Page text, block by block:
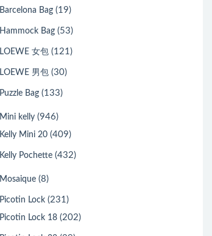
Barcelona Bag (19)
Hammock Bag (53)
LOEWE 女包 (121)
LOEWE 男包 (30)
Puzzle Bag (133)
Mini kelly (946)
Kelly Mini 20 (409)
Kelly Pochette (432)
Mosaique (8)
Picotin Lock (231)
Picotin Lock 18 (202)